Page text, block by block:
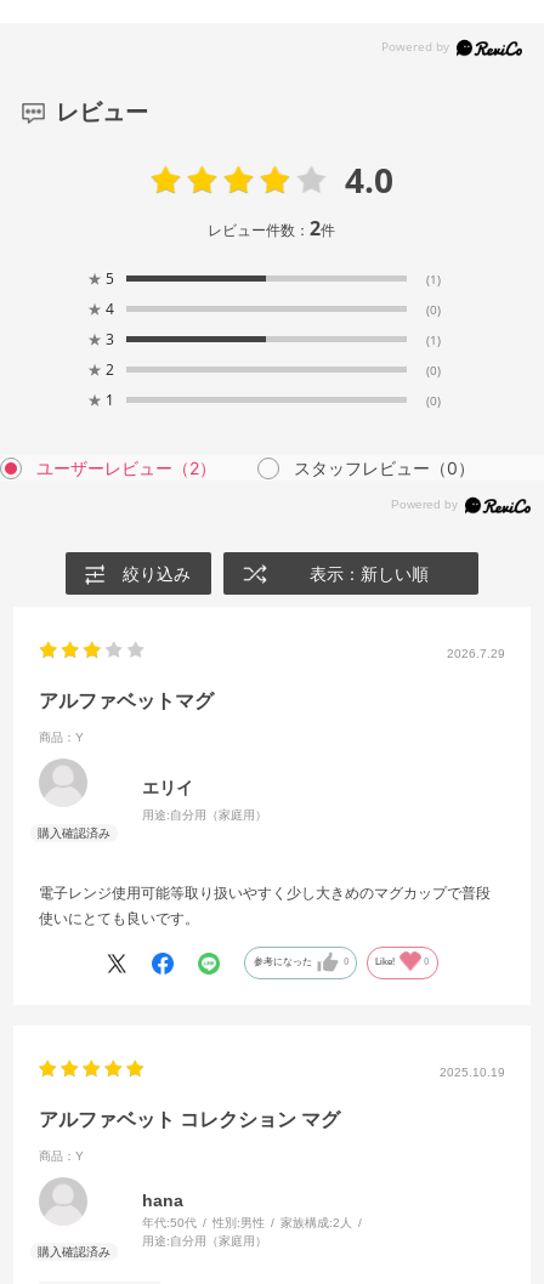
レビュー
4.0
レビュー件数：2件
★ 5 (1)
★ 4 (0)
★ 3 (1)
★ 2 (0)
★ 1 (0)
ユーザーレビュー （2） スタッフレビュー （0）
絞り込み 表示：新しい順
2026.7.29
アルファベットマグ
商品：Y
エリイ
用途:自分用（家庭用）
電子レンジ使用可能等取り扱いやすく少し大きめのマグカップで普段
使いにとても良いです。
参考になった 0 Like! 0
2025.10.19
アルファベット コレクション マグ
商品：Y
hana
年代:50代 性別:男性 家族構成:2人
用途:自分用（家庭用）